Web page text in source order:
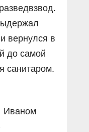
вернулся в
до самой
санитаром.
Иваном